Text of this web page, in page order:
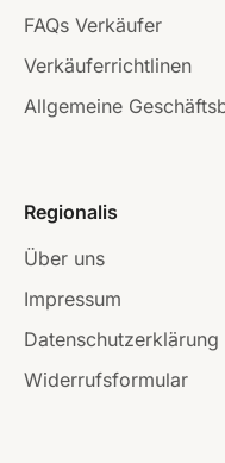
FAQs Verkäufer
Verkäuferrichtlinen
Allgemeine
Regionalis
Über uns
Impressum
Datenschutzerklärung
Widerrufsformular